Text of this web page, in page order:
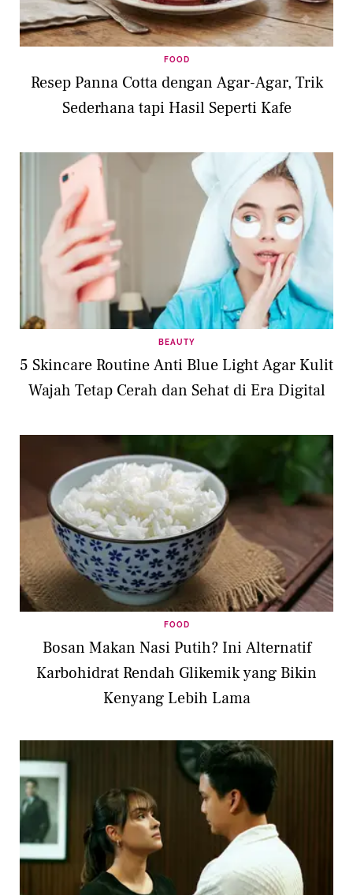
FOOD
Resep Panna Cotta dengan Agar-Agar, Trik
Sederhana tapi Hasil Seperti Kafe
BEAUTY
5 Skincare Routine Anti Blue Light Agar Kulit
Wajah Tetap Cerah dan Sehat di Era Digital
FOOD
Bosan Makan Nasi Putih? Ini Alternatif
Karbohidrat Rendah Glikemik yang Bikin
Kenyang Lebih Lama